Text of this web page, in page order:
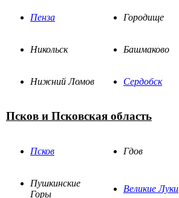
Пенза Городище
Никольск Башмаково
Нижний Ломов Сердобск
Псков и Псковская область
Псков Гдов
Пушкинские
Горы
Великие Луки